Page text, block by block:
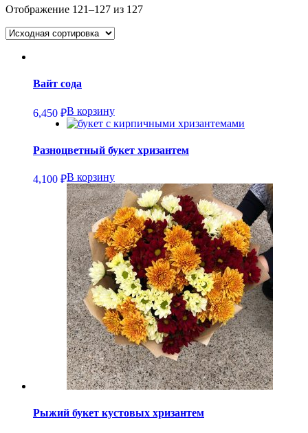
Отображение 121–127 из 127
Вайт сода
6,450 ₽В корзину
Разноцветный букет хризантем
4,100 ₽В корзину
Рыжий букет кустовых хризантем